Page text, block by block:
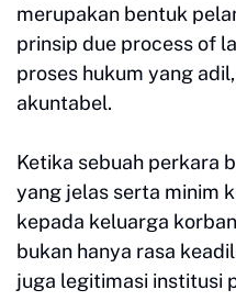
merupakan bentuk
prinsip due process of
proses hukum yang
akuntabel.
Ketika sebuah perkara
yang jelas serta minim
kepada keluarga
bukan hanya rasa
juga legitimasi institusi